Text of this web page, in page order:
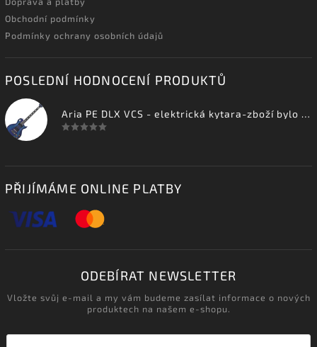
Obchodní podmínky
Podmínky ochrany osobních údajů
POSLEDNÍ HODNOCENÍ PRODUKTŮ
Aria PE DLX VCS - elektrická kytara-zboží bylo vystaveno na prodejně
PŘIJÍMÁME ONLINE PLATBY
ODEBÍRAT NEWSLETTER
Vložte svůj e-mail a my vám budeme zasílat informace o nových
produktech na našem e-shopu.